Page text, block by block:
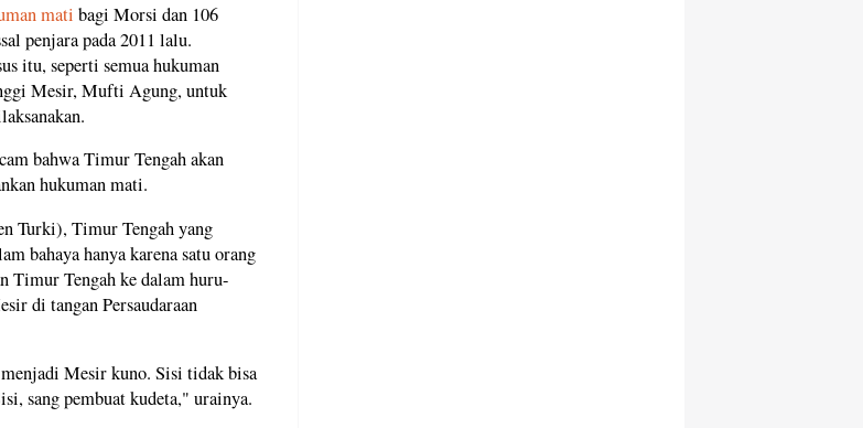
mati bagi Morsi dan 106
penjara pada 2011 lalu.
itu, seperti semua hukuman
Mesir, Mufti Agung, untuk
bahwa Timur Tengah akan
hukuman mati.
Turki), Timur Tengah yang
bahaya hanya karena satu orang
Timur Tengah ke dalam huru-
di tangan Persaudaraan
Mesir kuno. Sisi tidak bisa
sang pembuat kudeta," urainya.